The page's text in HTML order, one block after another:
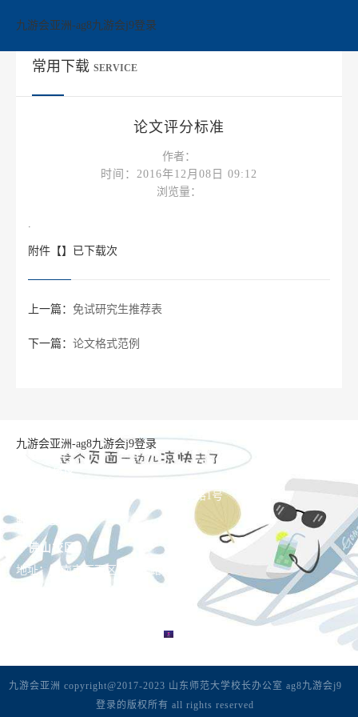
论文评分标准-九游会亚洲
九游会亚洲-ag8九游会j9登录
常用下载 SERVICE
论文评分标准
作者：
时间：2016年12月08日 09:12
浏览量：
.
附件【】已下载次
上一篇： 免试研究生推荐表
下一篇： 论文格式范例
九游会亚洲-ag8九游会j9登录
长清湖校区
地址：济南市长清区大学科技园大学路1号
邮编：250358
千佛山校区
地址：济南市历下区文化东路88号
九游会亚洲 copyright@2017-2023 山东师范大学校长办公室 ag8九游会j9
登录的版权所有 all rights reserved